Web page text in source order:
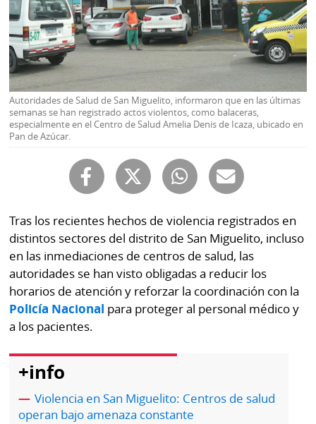
E-
Paper
Buscador
Comunicados
Catálogos
Lotería
Luctuosas
Contenido
de
marcas
RSS
Temas
Autores
Notas
al
Buenas
prácticas
OTROS
SITIOS
Metro
por
Metro
Mi
Diario
Ellas
Autoridades de Salud de San Miguelito, informaron que en las últimas
semanas se han registrado actos violentos, como balaceras,
especialmente en el Centro de Salud Amelia Denis de Icaza, ubicado en
Pan de Azúcar.
Tras los recientes hechos de violencia registrados en
distintos sectores del distrito de San Miguelito, incluso
en las inmediaciones de centros de salud, las
autoridades se han visto obligadas a reducir los
horarios de atención y reforzar la coordinación con la
Policía Nacional para proteger al personal médico y
a los pacientes.
+info
Violencia en San Miguelito: Centros de salud
operan bajo amenaza constante